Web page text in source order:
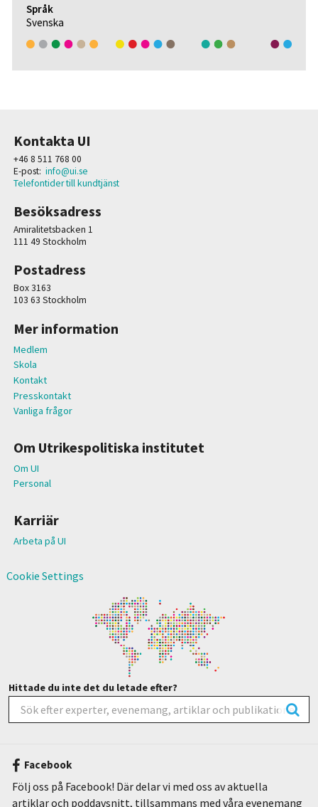
Språk
Svenska
Kontakta UI
+46 8 511 768 00
E-post: info@ui.se
Telefontider till kundtjänst
Besöksadress
Amiralitetsbacken 1
111 49 Stockholm
Postadress
Box 3163
103 63 Stockholm
Mer information
Medlem
Skola
Kontakt
Presskontakt
Vanliga frågor
Om Utrikespolitiska institutet
Om UI
Personal
Karriär
Arbeta på UI
Cookie Settings
Hittade du inte det du letade efter?
Facebook
Följ oss på Facebook! Där delar vi med oss av aktuella
artiklar och poddavsnitt, tillsammans med våra evenemang